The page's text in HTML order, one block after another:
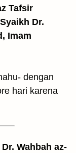
Tafsir
Dr.
Imam
dengan
hari karena
Wahbah az-